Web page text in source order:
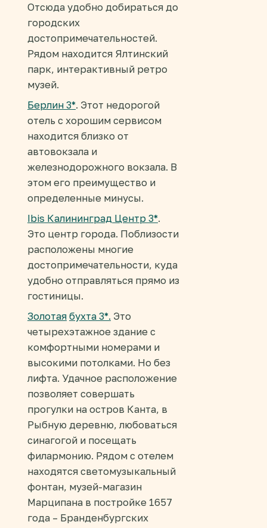
Отсюда удобно добираться до
городских
достопримечательностей.
Рядом находится Ялтинский
парк, интерактивный ретро
музей.
Берлин 3*. Этот недорогой
отель с хорошим сервисом
находится близко от
автовокзала и
железнодорожного вокзала. В
этом его преимущество и
определенные минусы.
Ibis Калининград Центр 3*.
Это центр города. Поблизости
расположены многие
достопримечательности, куда
удобно отправляться прямо из
гостиницы.
Золотая бухта 3*. Это
четырехэтажное здание с
комфортными номерами и
высокими потолками. Но без
лифта. Удачное расположение
позволяет совершать
прогулки на остров Канта, в
Рыбную деревню, любоваться
синагогой и посещать
филармонию. Рядом с отелем
находятся светомузыкальный
фонтан, музей-магазин
Марципана в постройке 1657
года – Бранденбургских